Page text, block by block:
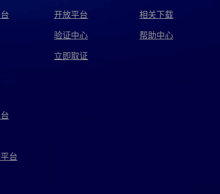
购物侵权取证
台
开放平台
验证中心
立即取证
相关下载
帮助中心